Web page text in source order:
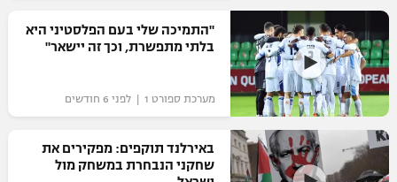
"התמיכה שלי בעם הפלסטיני היא
בלתי מתפשרת, וכך זה יישאר"
מערכת ספורט 1 | לפני 6 חודשים
באירלנד תוקפים: מפקירים את
שחקני הנבחרת במשחק מול